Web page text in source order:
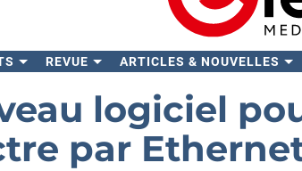
REVUE ARTICLES & NOUVELLES
logiciel
par